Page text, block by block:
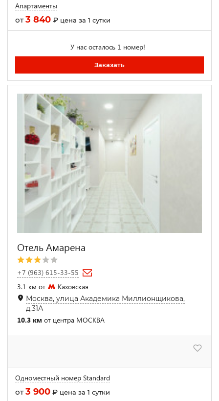
Апартаменты
от3 840 ₽ цена за 1 сутки
У нас осталось 1 номер!
Заказать
Отель Амарена
+7 (963) 615-33-55
3.1 км от
Каховская
Москва, улица Академика Миллионщикова,
д.31А
10.3 км от центра МОСКВА
Одноместный номер Standard
от3 900 ₽ цена за 1 сутки